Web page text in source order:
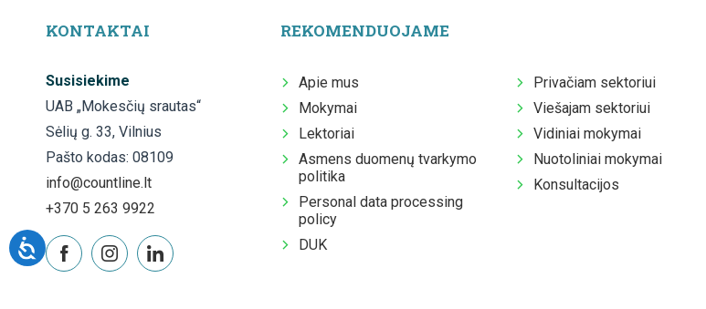
KONTAKTAI
Susisiekime
UAB „Mokesčių srautas“
Sėlių g. 33, Vilnius
Pašto kodas: 08109
info@countline.lt
+370 5 263 9922
REKOMENDUOJAME
Apie mus
Mokymai
Lektoriai
Asmens duomenų tvarkymo
politika
Personal data processing
policy
DUK
Privačiam sektoriui
Viešajam sektoriui
Vidiniai mokymai
Nuotoliniai mokymai
Konsultacijos